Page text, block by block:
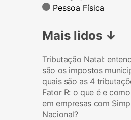
Pessoa Física
Mais lidos ↓
Tributação Natal:
são os impostos
quais são as 4
Fator R: o que é e
em empresas com
Nacional?